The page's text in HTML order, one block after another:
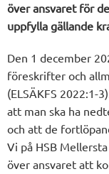
över ansvaret för
uppfylla gällande
Den 1 december
föreskrifter och
(ELSÄKFS 2022:1-
att man ska ha
och att de
Vi på HSB
över ansvaret att